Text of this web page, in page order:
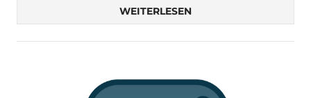
WEITERLESEN